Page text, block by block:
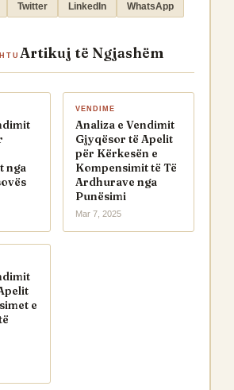
Twitter LinkedIn WhatsApp
Artikuj të Ngjashëm
nga
VENDIME
Analiza e Vendimit
Gjyqësor të Apelit
për Kërkesën e
Kompensimit të Të
Ardhurave nga
Punësimi
Mar 7, 2025
e